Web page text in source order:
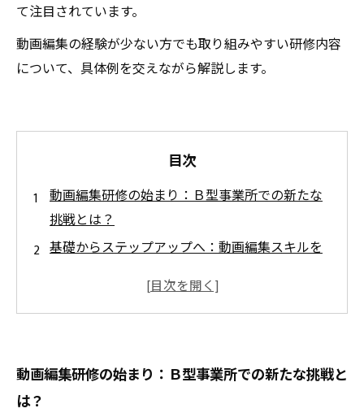
て注目されています。
動画編集の経験が少ない方でも取り組みやすい研修内容
について、具体例を交えながら解説します。
目次
動画編集研修の始まり：Ｂ型事業所での新たな
挑戦とは？
基礎からステップアップへ：動画編集スキルを
利用者のペースに合わせたサポート体制で安心
集がもたらす効果
動画編集研修の始まり：Ｂ型事業所での新たな挑戦と
は？